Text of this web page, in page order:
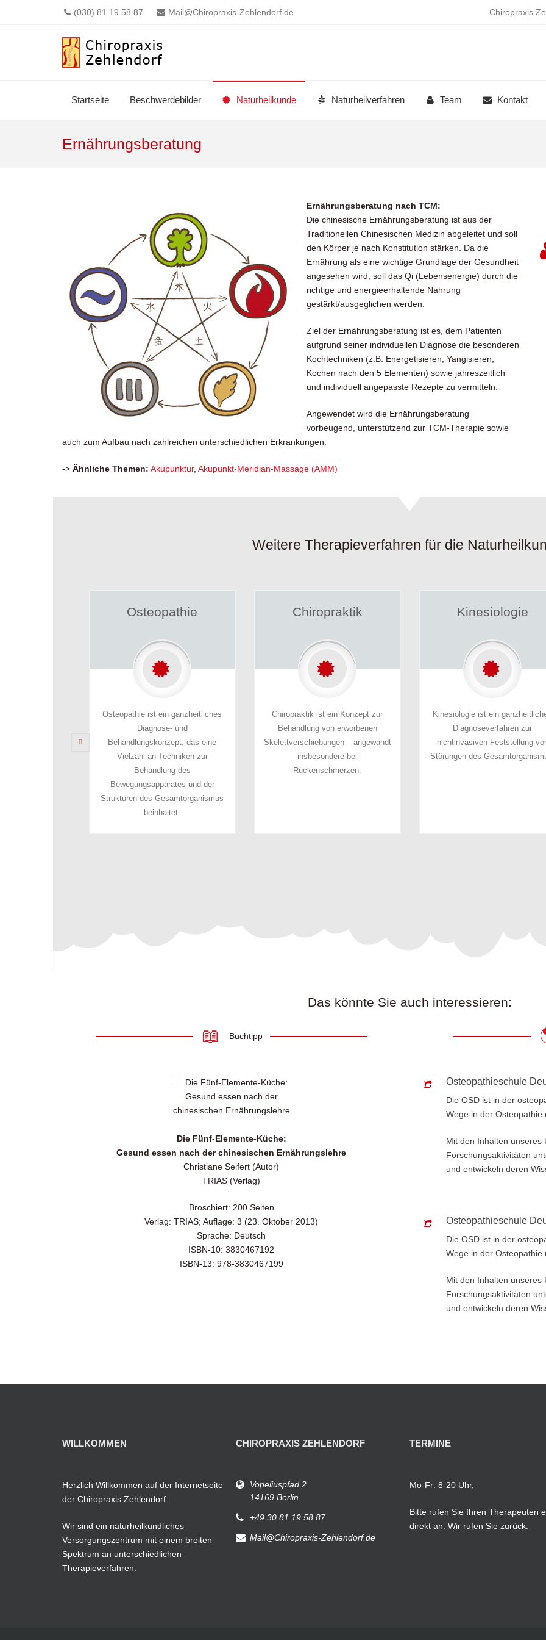
(030) 81 19 58 87 Mail@Chiropraxis-Zehlendorf.de Chiropraxis
Startseite Beschwerdebilder Naturheilkunde Naturheilverfahren Team Kontakt
Ernährungsberatung
Ernährungsberatung nach TCM:
Die chinesische Ernährungsberatung ist aus der
Traditionellen Chinesischen Medizin abgeleitet und soll
den Körper je nach Konstitution stärken. Da die
Ernährung als eine wichtige Grundlage der Gesundheit
angesehen wird, soll das Qi (Lebensenergie) durch die
richtige und energieerhaltende Nahrung
gestärkt/ausgeglichen werden.
Ziel der Ernährungsberatung ist es, dem Patienten
aufgrund seiner individuellen Diagnose die besonderen
Kochtechniken (z.B. Energetisieren, Yangisieren,
Kochen nach den 5 Elementen) sowie jahreszeitlich
und individuell angepasste Rezepte zu vermitteln.
Angewendet wird die Ernährungsberatung
vorbeugend, unterstützend zur TCM-Therapie sowie
auch zum Aufbau nach zahlreichen unterschiedlichen Erkrankungen.
-> Ähnliche Themen: Akupunktur, Akupunkt-Meridian-Massage (AMM)
Weitere Therapieverfahren für die
Chiropraktik
Chiropraktik ist ein Konzept zur
Behandlung von erworbenen
Skelettverschiebungen – angewandt
insbesondere bei
Rückenschmerzen.
Kinesiologie
Kinesiologie ist ein ganzheitliches
Diagnoseverfahren zur
nichtinvasiven Feststellung von
Störungen des Gesamtorganismus.
Psycho-
Kinesiologie/Psycho-
ist die Lehre von der
der unsere Muskeln und
steuernde
Das könnte Sie auch interessieren:
Buchtipp
Die Fünf-Elemente-Küche:
Gesund essen nach der chinesischen Ernährungslehre
Christiane Seifert (Autor)
TRIAS (Verlag)
Broschiert: 200 Seiten
Verlag: TRIAS; Auflage: 3 (23. Oktober 2013)
Sprache: Deutsch
ISBN-10: 3830467192
ISBN-13: 978-3830467199
Osteopathieschule
Die OSD ist in der
Wege in der Osteopathie
Mit den Inhalten unseres
Forschungsaktivitäten
und entwickeln deren
Osteopathieschule
Die OSD ist in der
Wege in der Osteopathie
Mit den Inhalten unseres
Forschungsaktivitäten
und entwickeln deren
WILLKOMMEN
Herzlich Willkommen auf der Internetseite
der Chiropraxis Zehlendorf.
Wir sind ein naturheilkundliches
Versorgungszentrum mit einem breiten
Spektrum an unterschiedlichen
Therapieverfahren.
CHIROPRAXIS ZEHLENDORF
Vopeliuspfad 2
14169 Berlin
+49 30 81 19 58 87
Mail@Chiropraxis-Zehlendorf.de
TERMINE
Mo-Fr: 8-20 Uhr,
Bitte rufen Sie Ihren Therapeuten
direkt an. Wir rufen Sie zurück.